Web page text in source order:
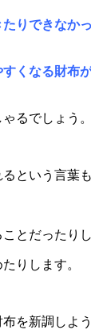
たりできなか
すくなる財布
るでしょう。
という言葉
とだったり
りします。
を新調しよ